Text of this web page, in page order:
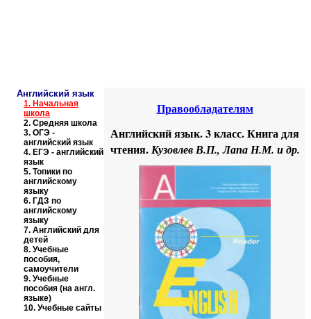
Английский язык
1. Начальная
школа
2. Средняя школа
3. ОГЭ -
английский язык
4. ЕГЭ - английский
язык
5. Топики по
английскому
языку
6. ГДЗ по
английскому
языку
7. Английский для
детей
8. Учебные
пособия,
самоучители
9. Учебные
пособия (на англ.
языке)
10. Учебные сайты
Правообладателям
Английский язык. 3 класс. Книга для
чтения.Кузовлев В.П., Лапа Н.М. и др.